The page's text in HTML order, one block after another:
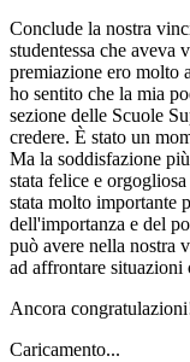
Conclude la nostra
studentessa che aveva
premiazione ero molto
ho sentito che la mia
sezione delle Scuole
credere. È stato un
Ma la soddisfazione
stata felice e
stata molto importante
dell'importanza e del
può avere nella nostra
ad affrontare situazioni
Ancora
Caricamento...